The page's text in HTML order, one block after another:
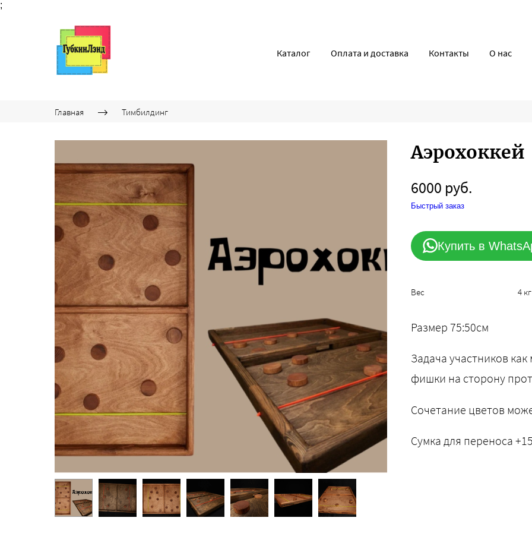
;
Каталог Оплата и доставка Контакты О нас
Главная Тимбилдинг
Аэрохоккей
6000 руб.
Быстрый заказ
Купить в
Вес 4 кг
Размер 75:50см
Задача участников
фишки на сторону
Сочетание цветов
Сумка для переноса